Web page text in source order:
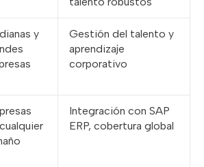
y
Gestión del talento y
aprendizaje
corporativo
Integración con SAP
ERP, cobertura global